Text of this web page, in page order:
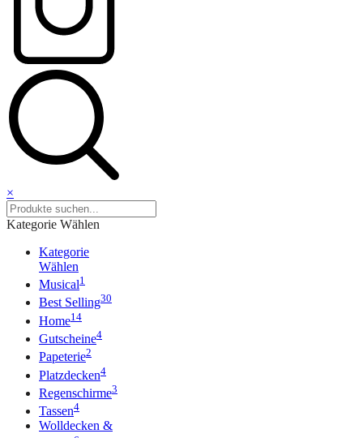
×
Kategorie Wählen
Kategorie
Wählen
Musical1
Best Selling30
Home14
Gutscheine4
Papeterie2
Platzdecken4
Regenschirme3
Tassen4
Wolldecken &